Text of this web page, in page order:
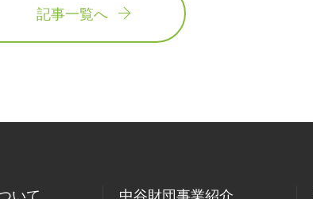
記事一覧へ
いて 中谷財団事業紹介